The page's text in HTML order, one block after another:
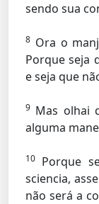
sendo sua
8 Ora o
Porque seja
e seja que
9 Mas olhai
alguma
10 Porque
sciencia,
não será a